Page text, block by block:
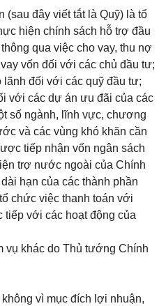
(sau đây viết tắt là Quỹ) là tổ
hiện chính sách hỗ trợ đầu
qua việc cho vay, thu nợ
vốn đối với các chủ đầu tư;
lãnh đối với các quỹ đầu tư;
với các dự án ưu đãi của các
số ngành, lĩnh vực, chương
và các vùng khó khăn cần
tiếp nhận vốn ngân sách
trợ nước ngoài của Chính
hạn của các thành phần
chức việc thanh toán với
tiếp với các hoạt động của
vụ khác do Thủ tướng Chính
vì mục đích lợi nhuận,